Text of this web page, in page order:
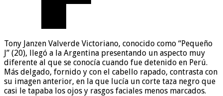
Tony Janzen Valverde Victoriano, conocido como “Pequeño
J” (20), llegó a la Argentina presentando un aspecto muy
diferente al que se conocía cuando fue detenido en Perú.
Más delgado, fornido y con el cabello rapado, contrasta con
su imagen anterior, en la que lucía un corte taza negro que
casi le tapaba los ojos y rasgos faciales menos marcados.